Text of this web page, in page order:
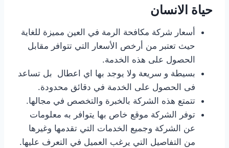
حياة الانسان
أسعار شركة مكافحة الرمة في العين مميزة للغاية
حيث تعتبر من أرخص الأسعار التي تتوافر مقابل
الحصول على هذه الخدمة.
بسيطة و سريعة ولا يوجد بها اي اعطال بل تساعد
فى الحصول على الخدمة في دقائق محدودة.
تتمتع هذه الشركة بالخبرة والتخصص في مجالها.
توفر الشركة موقع خاص بها يتوافر به معلومات
عن الشركة وجميع الخدمات التي تقدمها وغيرها
من التفاصيل التي يرغب العميل في التعرف عليها.